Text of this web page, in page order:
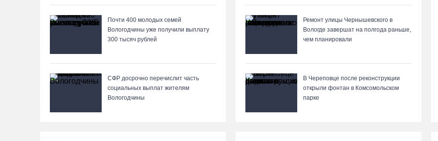
Почти 400 молодых семей
Вологодчины уже получили выплату
300 тысяч рублей
СФР досрочно перечислит часть
социальных выплат жителям
Вологодчины
Ремонт улицы Чернышевского в
Вологде завершат на полгода раньше,
чем планировали
В Череповце после реконструкции
открыли фонтан в Комсомольском
парке